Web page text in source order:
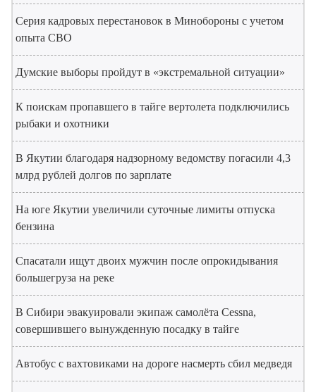
Серия кадровых перестановок в Минобороны с учетом
опыта СВО
Думские выборы пройдут в «экстремальной ситуации»
К поискам пропавшего в тайге вертолета подключились
рыбаки и охотники
В Якутии благодаря надзорному ведомству погасили 4,3
млрд рублей долгов по зарплате
На юге Якутии увеличили суточные лимиты отпуска
бензина
Спасатали ищут двоих мужчин после опрокидывания
большегруза на реке
В Сибири эвакуировали экипаж самолёта Cessna,
совершившего вынужденную посадку в тайге
Автобус с вахтовиками на дороге насмерть сбил медведя